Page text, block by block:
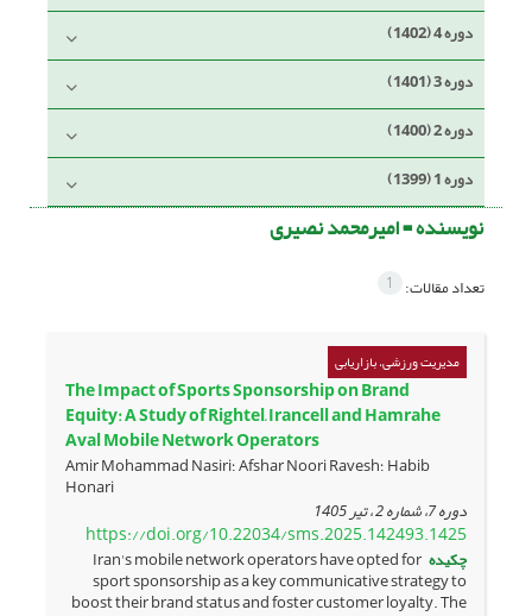
دوره 4 (1402)
دوره 3 (1401)
دوره 2 (1400)
دوره 1 (1399)
نویسنده =امیرمحمد نصیری
تعداد مقالات: 1
مدیریت ورزشی، بازاریابی
The Impact of Sports Sponsorship on Brand
Equity: A Study of Rightel, Irancell and Hamrahe
Aval Mobile Network Operators
Amir Mohammad Nasiri؛ Afshar Noori Ravesh؛ Habib
Honari
دوره 7، شماره 2 ، تیر 1405
https://doi.org/10.22034/sms.2025.142493.1425
چکیده Iran's mobile network operators have opted for
sport sponsorship as a key communicative strategy to
boost their brand status and foster customer loyalty. The